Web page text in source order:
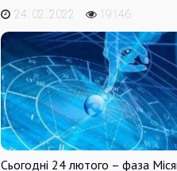
24. 02. 2022 19146
Сьогодні 24 лютого – фаза